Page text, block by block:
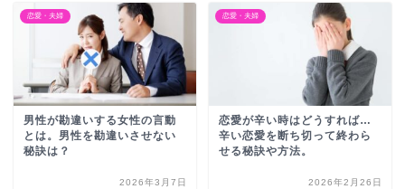
恋愛・夫婦
男性が勘違いする女性の言動
とは。男性を勘違いさせない
秘訣は？
2026年3月7日
恋愛・夫婦
恋愛が辛い時はどうすれば…
辛い恋愛を断ち切って終わら
せる秘訣や方法。
2026年2月26日